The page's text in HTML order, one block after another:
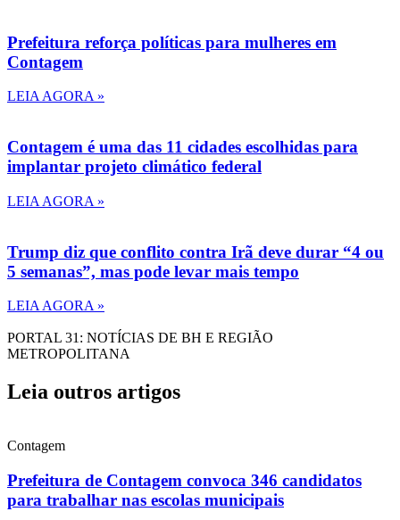
Prefeitura reforça políticas para mulheres em
Contagem
LEIA AGORA »
Contagem é uma das 11 cidades escolhidas para
implantar projeto climático federal
LEIA AGORA »
Trump diz que conflito contra Irã deve durar “4 ou
5 semanas”, mas pode levar mais tempo
LEIA AGORA »
PORTAL 31: NOTÍCIAS DE BH E REGIÃO
METROPOLITANA
Leia outros artigos
Contagem
Prefeitura de Contagem convoca 346 candidatos
para trabalhar nas escolas municipais